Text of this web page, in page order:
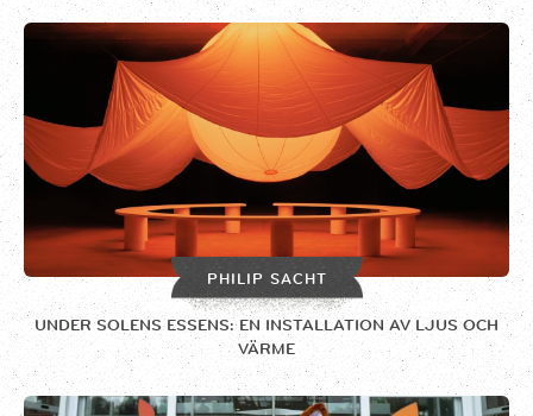
PHILIP SACHT
UNDER SOLENS ESSENS: EN INSTALLATION AV LJUS OCH
VÄRME